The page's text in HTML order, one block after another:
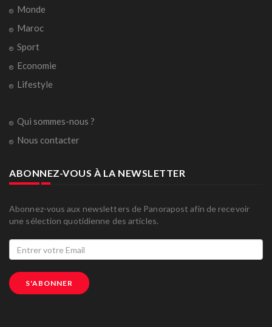
Monde
Maroc
Sport
Economie
Lifestyle
Qui sommes-nous ?
Nous contacter
ABONNEZ-VOUS À LA NEWSLETTER
Abonnez-vous aux newsletters de Panorapost afin de recevoir
une sélection quotidienne des articles.
S'ABONNER